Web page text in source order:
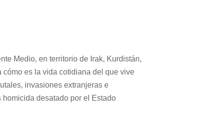
Medio, en territorio de Irak, Kurdistán,
es la vida cotidiana del que vive
invasiones extranjeras e
desatado por el Estado